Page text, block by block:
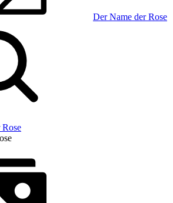
Der Name der Rose